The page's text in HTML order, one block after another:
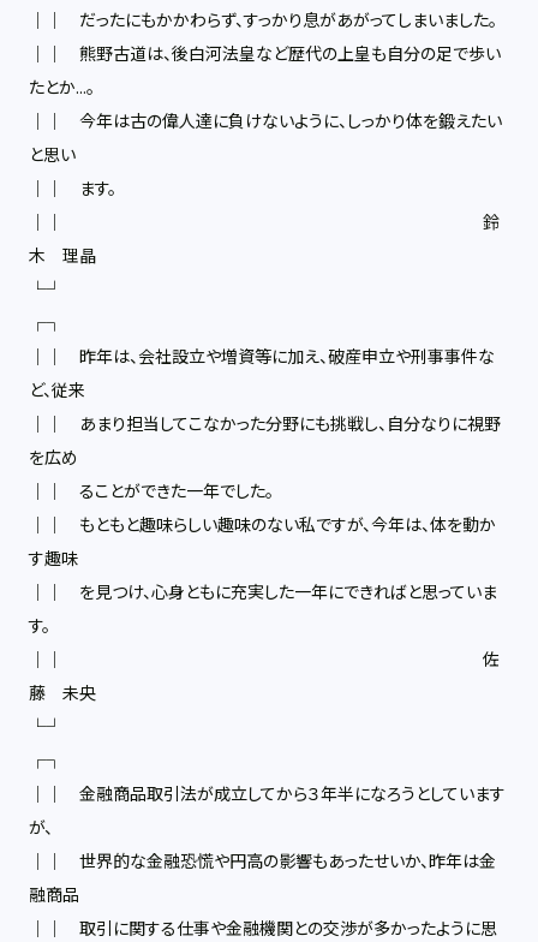
││ だったにもかかわらず、すっかり息があがってしまいました。
││ 熊野古道は、後白河法皇など歴代の上皇も自分の足で歩い
たとか…。
││ 今年は古の偉人達に負けないように、しっかり体を鍛えたい
と思い
││ ます。
││ 鈴
木 理晶
└┘
┌┐
││ 昨年は、会社設立や増資等に加え、破産申立や刑事事件な
ど、従来
││ あまり担当してこなかった分野にも挑戦し、自分なりに視野
を広め
││ ることができた一年でした。
││ もともと趣味らしい趣味のない私ですが、今年は、体を動か
す趣味
││ を見つけ、心身ともに充実した一年にできればと思っていま
す。
││ 佐
藤 未央
└┘
┌┐
││ 金融商品取引法が成立してから３年半になろうとしています
が、
││ 世界的な金融恐慌や円高の影響もあったせいか、昨年は金
融商品
││ 取引に関する仕事や金融機関との交渉が多かったように思